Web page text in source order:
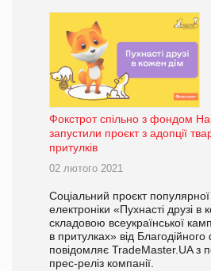
Фокстрот спільно з фондом
запустили проєкт з адопції
притулків
02 лютого 2021
Соціальний проєкт
електроніки «Пухнасті друзі в
складовою всеукраїнської
в притулках» від
повідомляє TradeMaster.UA з
прес-реліз компанії.